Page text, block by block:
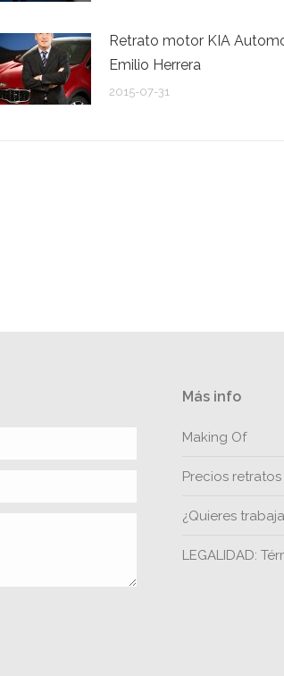
Retrato motor KIA
Emilio Herrera
2015-07-31
Más info
Making Of
Precios
¿Quieres
LEGALIDAD: